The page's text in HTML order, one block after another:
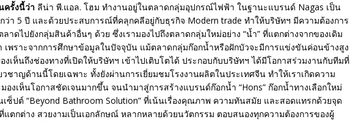
ครั้งนี้ว่า ลีน่า พี.แอล. โฮม ทำงานอยู่ในตลาดกลุ่มอุปกรณ์ไฟฟ้า ในฐานะแบรนด์ Nagas เป็น
กว่า 5 ปี และด้วยประสบการณ์ที่คลุกคลีอยู่กับธุรกิจ Modern trade ทำให้บริษัทฯ มีความต้องการ
าดไปยังกลุ่มสินค้าอื่นๆ ด้วย ซึ่งเรามองไปถึงตลาดกลุ่มใหม่อย่าง “น้ำ” ที่แตกต่างจากของเดิม
เพราะจากการศึกษาข้อมูลในปัจจุบัน แม้ตลาดกลุ่มก๊อกน้ำหรือฝักบัวจะมีการแข่งขันค่อนข้างสูง
งเห็นถึงช่องทางที่เปิดให้บริษัทฯ เข้าไปเติบโตได้ ประกอบกับบริษัทฯ ได้มีโอกาสร่วมงานกับทีมที่
ชาญด้านนี้โดยเฉพาะ ทั้งยังผ่านการเยี่ยมชมโรงงานผลิตในประเทศจีน ทำให้เราเกิดความ
องเห็นโอกาสชัดเจนมากขึ้น จนนำมาสู่การสร้างแบรนด์ก๊อกน้ำ “Hons” ก๊อกน้ำทางเลือกใหม่
เซ็ปต์ “Beyond Bathroom Solution” ที่เน้นเรื่องคุณภาพ ความทันสมัย และสอดแทรกด้วยจุด
แตกต่าง สวยงามเป็นเอกลักษณ์ หลากหลายด้วยนวัตกรรม ตอบสนองทุกความต้องการของผู้